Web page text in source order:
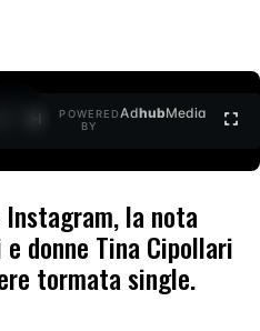
POWERED
BY
AdhubMedia
Instagram, la nota
donne Tina Cipollari
tormata single.